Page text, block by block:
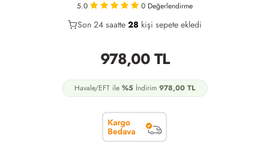
5.0 0 Değerlendirme
23
Son 24 saatte 28 kişi sepete ekledi
10
978,00TL
Havale/EFT ile %5İndirim 978,00TL